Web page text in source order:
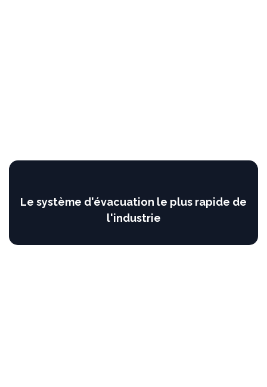
Le système d'évacuation le plus rapide de
l'industrie